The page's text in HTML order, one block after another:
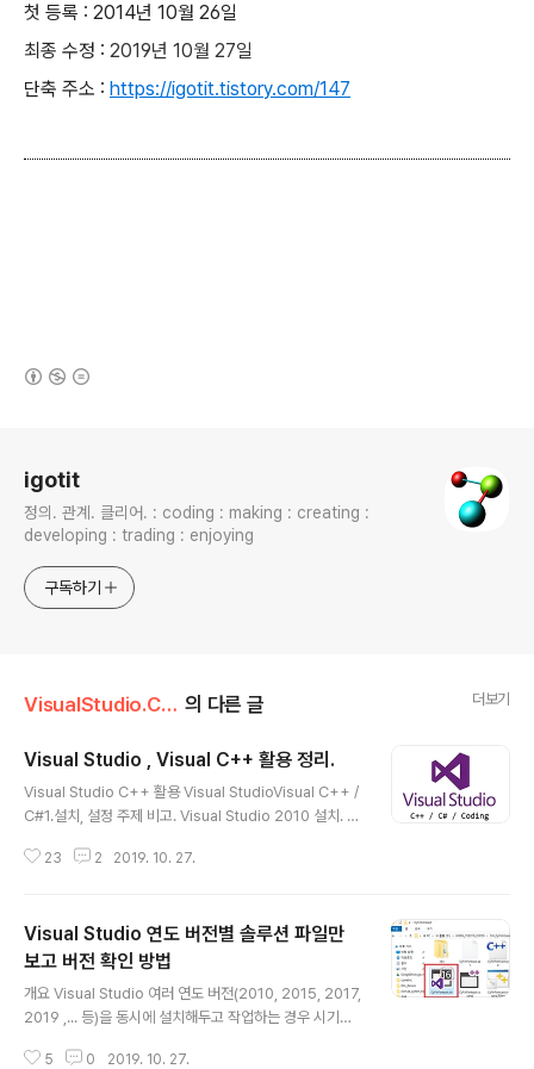
첫 등록 : 2014년 10월 26일
최종 수정 : 2019년 10월 27일
단축 주소 : https://igotit.tistory.com/147
igotit
정의. 관계. 클리어. : coding : making : creating :
developing : trading : enjoying
구독하기
VisualStudio.C++.C# 의 다른 글 더보기
Visual Studio , Visual C++ 활용 정리.
Visual Studio C++ 활용 Visual StudioVisual C++ /
C#1.설치, 설정 주제 비고. Visual Studio 2010 설치. Vi
udio 2015 (Community)무료 설치.- Visual Studio 2
ual Studio 2015 언어선택. - 영문.- Visual Studio 한
글OS에서 설치하면 한글로만 표현됨. 타 언어 표현법. Vis
ual Studio 2015 Installer 설치.프로그램 셋업 만드는
것 Visual Studio 2017 (Commu..
23 2 2019. 10. 27.
Visual Studio 연도 버전별 솔루션 파일만
보고 버전 확인 방법
개요 Visual Studio 여러 연도 버전(2010, 2015, 2017,
2019 ,... 등)을 동시에 설치해두고 작업하는 경우 시기별
루션 파일 만 보고 어떤 버전에서 제작된 것인지 빠르게 확
5 0 2019. 10. 27.